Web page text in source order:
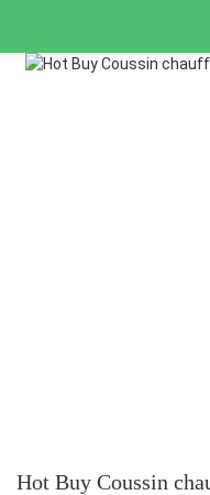
Hot Buy Coussin